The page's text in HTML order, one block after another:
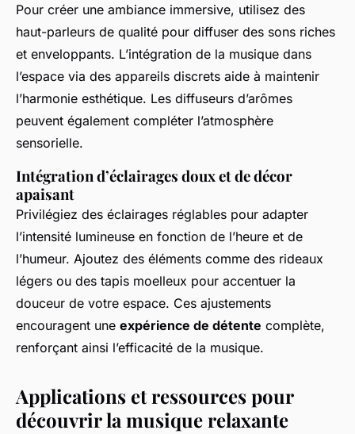
Pour créer une ambiance immersive, utilisez des
haut-parleurs de qualité pour diffuser des sons riches
et enveloppants. L’intégration de la musique dans
l’espace via des appareils discrets aide à maintenir
l’harmonie esthétique. Les diffuseurs d’arômes
peuvent également compléter l’atmosphère
sensorielle.
Intégration d’éclairages doux et de décor
apaisant
Privilégiez des éclairages réglables pour adapter
l’intensité lumineuse en fonction de l’heure et de
l’humeur. Ajoutez des éléments comme des rideaux
légers ou des tapis moelleux pour accentuer la
douceur de votre espace. Ces ajustements
encouragent une expérience de détente complète,
renforçant ainsi l’efficacité de la musique.
Applications et ressources pour
découvrir la musique relaxante